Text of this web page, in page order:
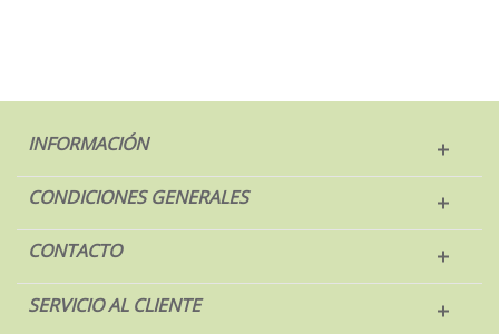
INFORMACIÓN
CONDICIONES GENERALES
CONTACTO
SERVICIO AL CLIENTE